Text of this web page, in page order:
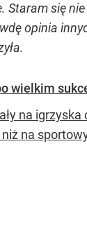
się
opinia
wielkim
na
na